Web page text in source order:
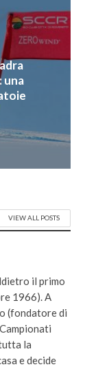
una
VIEW ALL POSTS
il primo
1966). A
(fondatore di
la
e decide